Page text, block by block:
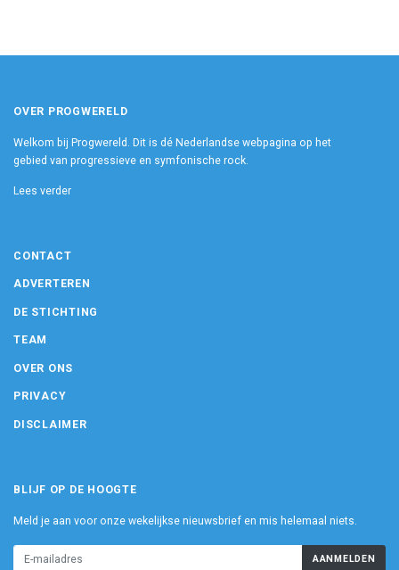
OVER PROGWERELD
Welkom bij Progwereld. Dit is dé Nederlandse webpagina op het
gebied van progressieve en symfonische rock.
Lees verder
CONTACT
ADVERTEREN
DE STICHTING
TEAM
OVER ONS
PRIVACY
DISCLAIMER
BLIJF OP DE HOOGTE
Meld je aan voor onze wekelijkse nieuwsbrief en mis helemaal niets.
AANMELDEN